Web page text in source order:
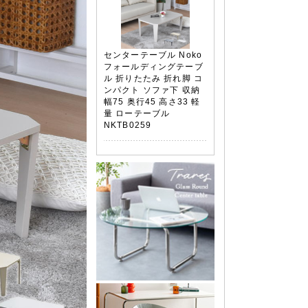
センターテーブル Noko
フォールディングテーブ
ル 折りたたみ 折れ脚 コ
ンパクト ソファ下 収納
幅75 奥行45 高さ33 軽
量 ローテーブル
NKTB0259